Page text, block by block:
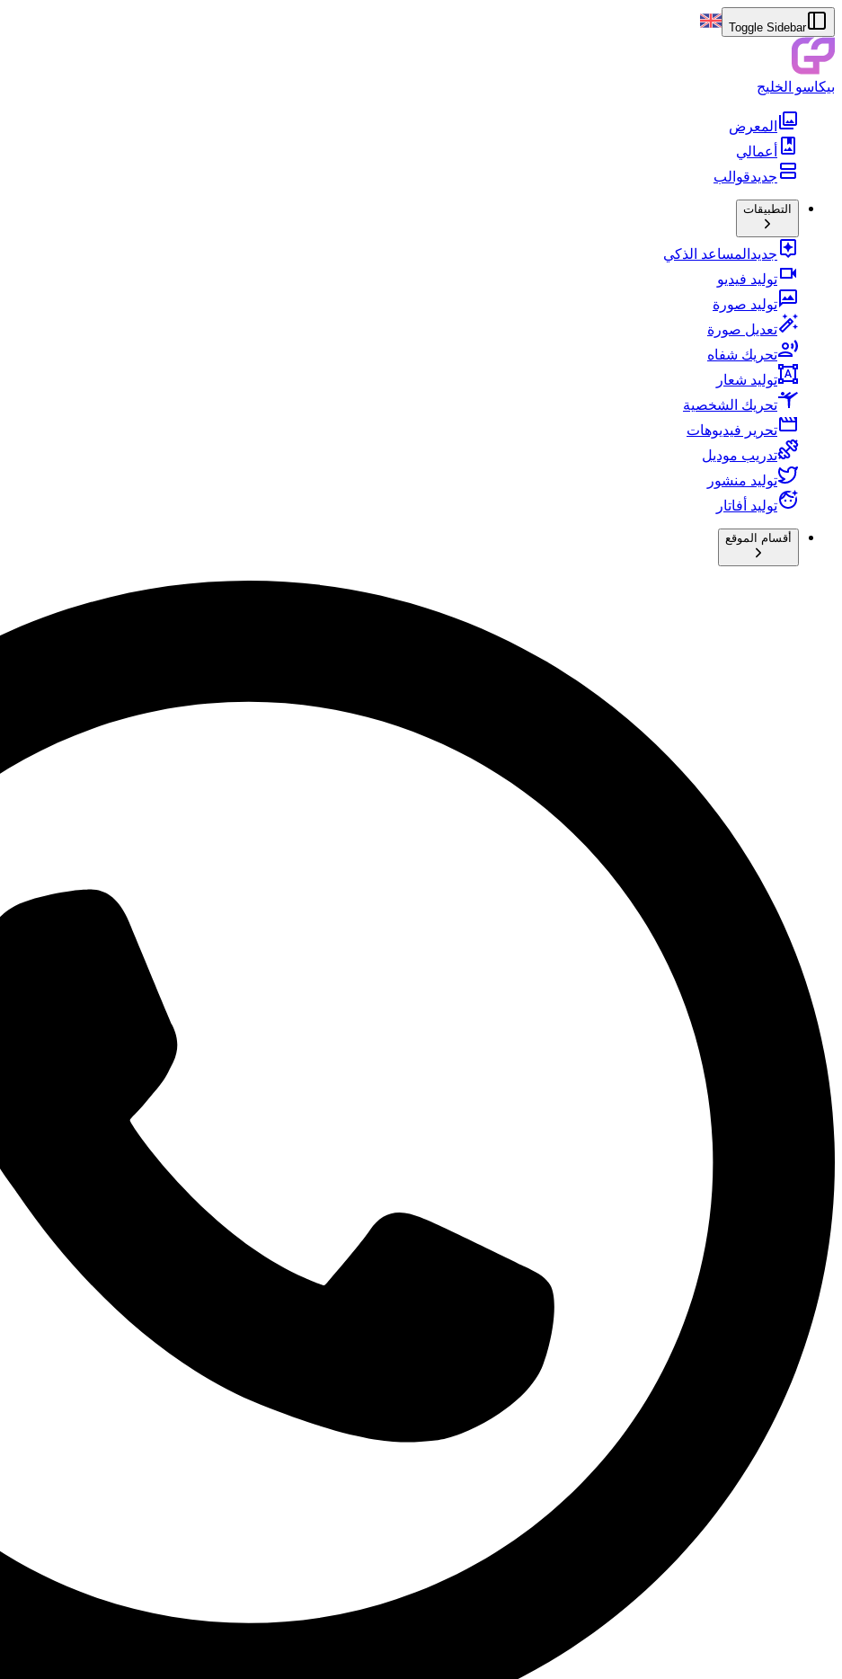
Toggle Sidebar
بيكاسو الخليج
المعرض
أعمالي
جديدقوالب
التطبيقات
جديد المساعد الذكي
توليد فيديو
توليد صورة
تعديل صورة
تحريك شفاه
توليد شعار
تحريك الشخصية
تحرير فيديوهات
تدريب موديل
توليد منشور
توليد أفاتار
أقسام الموقع